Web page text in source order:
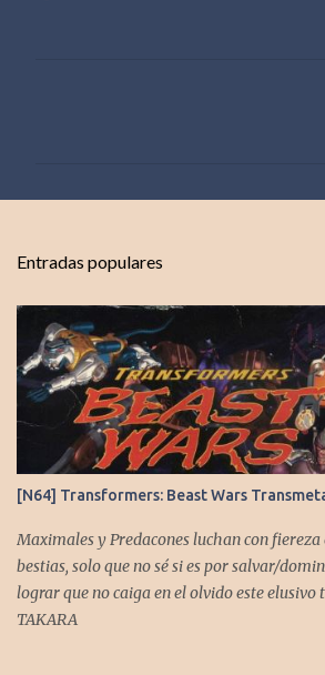
r
i
o
s
Entradas populares
[N64] Transformers: Beast Wars
Maximales y Predacones luchan con fiereza
bestias, solo que no sé si es por salvar/
lograr que no caiga en el olvido este
TAKARA